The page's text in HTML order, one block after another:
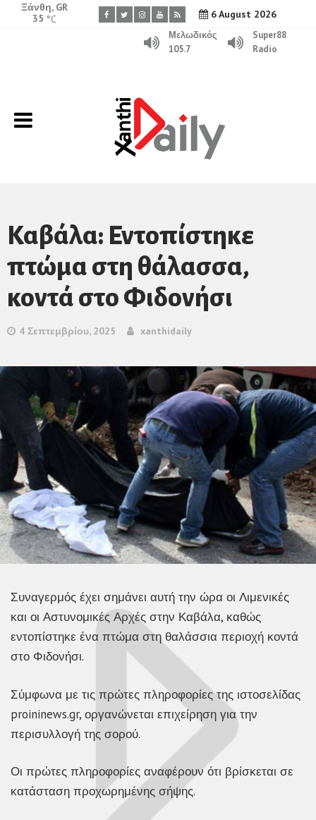
6 August 2026
Ξάνθη, GR
35 °C
Μελωδικός
105.7
Super88
Radio
Καβάλα: Εντοπίστηκε
πτώμα στη θάλασσα,
κοντά στο Φιδονήσι
4 Σεπτεμβρίου, 2025 xanthidaily
Συναγερμός έχει σημάνει αυτή την ώρα οι Λιμενικές
και οι Αστυνομικές Αρχές στην Καβάλα, καθώς
εντοπίστηκε ένα πτώμα στη θαλάσσια περιοχή κοντά
στο Φιδονήσι.
Σύμφωνα με τις πρώτες πληροφορίες της ιστοσελίδας
proininews.gr, οργανώνεται επιχείρηση για την
περισυλλογή της σορού.
Οι πρώτες πληροφορίες αναφέρουν ότι βρίσκεται σε
κατάσταση προχωρημένης σήψης.